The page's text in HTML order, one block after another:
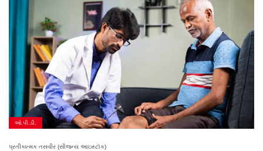
ઓ.પી.ડી.
પ્રતીકાત્મક તસવીર (સૌજન્ય આઇસ્ટૉક)